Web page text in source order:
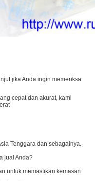
jika Anda ingin memeriksa
cepat dan akurat, kami
Tenggara dan sebagainya.
jual Anda?
untuk memastikan kemasan